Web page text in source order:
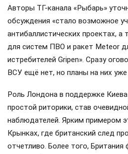
Авторы ТГ-канала «Рыбарь»
обсуждения «стало возможное
антибаллистических проектах, а
для систем ПВО и ракет Meteor
истребителей Gripen». Сразу
ВСУ ещё нет, но планы на них уже
Роль Лондона в поддержке
простой риторики, став
наблюдателей. Ярким примером
Крынках, где британский след
отчетливо. Более того, Британия